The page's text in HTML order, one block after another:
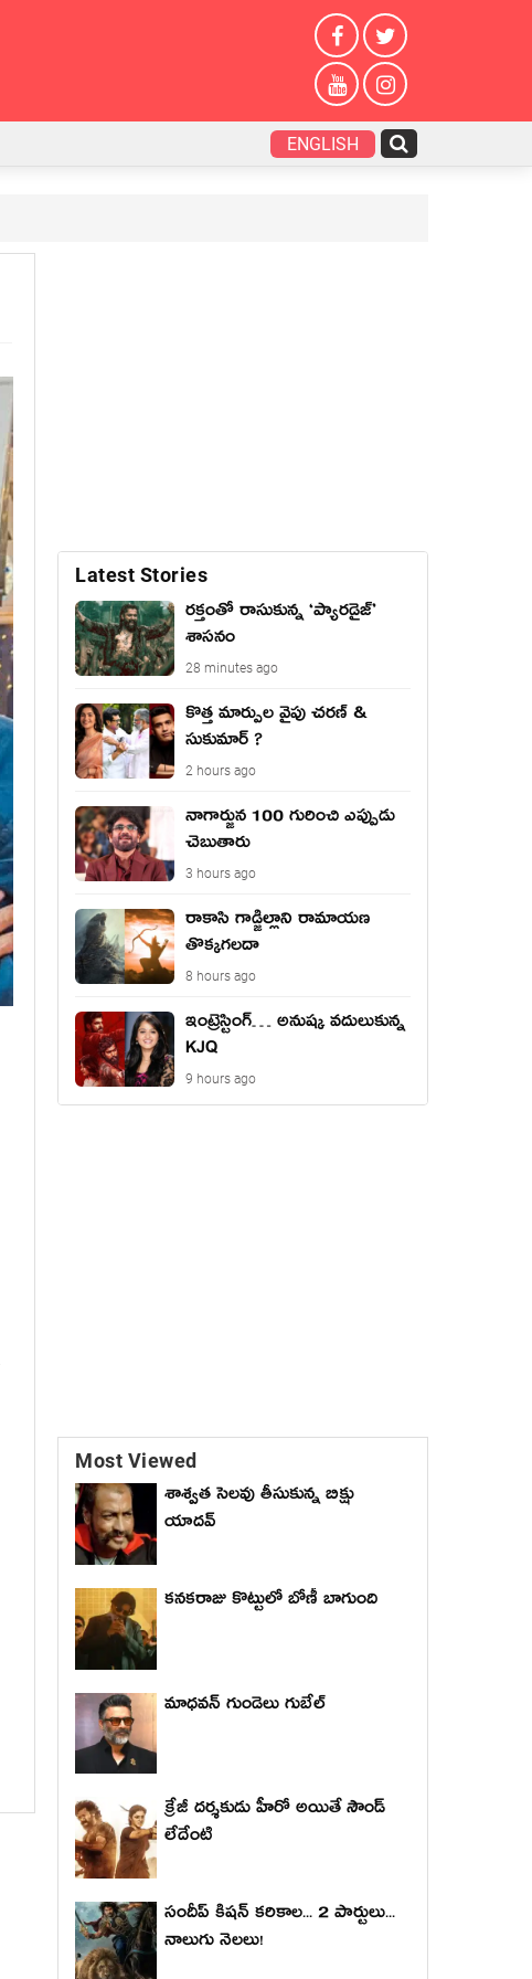
ENGLISH
Latest Stories
రక్తంతో రాసుకున్న ‘ప్యారడైజ్’
శాసనం
28 minutes ago
కొత్త మార్పుల వైపు చరణ్ &
సుకుమార్ ?
2 hours ago
నాగార్జున 100 గురించి ఎప్పుడు
చెబుతారు
3 hours ago
రాకాసి గాడ్జిల్లాని రామాయణ
తొక్కగలదా
8 hours ago
ఇంట్రెస్టింగ్… అనుష్క వదులుకున్న
KJQ
9 hours ago
Most Viewed
శాశ్వత సెలవు తీసుకున్న బిక్షు
యాదవ్
కనకరాజు కొట్టులో బోణీ బాగుంది
మాధ‌వ‌న్ గుండెలు గుబేల్‌
క్రేజీ దర్శకుడు హీరో అయితే సౌండ్
లేదేంటి
సందీప్ కిషన్ కరికాల... 2 పార్టులు...
నాలుగు నెలలు!